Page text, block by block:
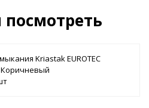
Kriastak EUROTEC
Коричневый